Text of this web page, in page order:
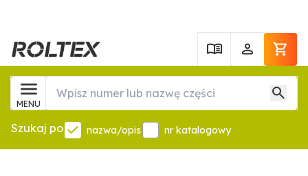
MENU
Szukaj po nazwa/opis nr katalogowy